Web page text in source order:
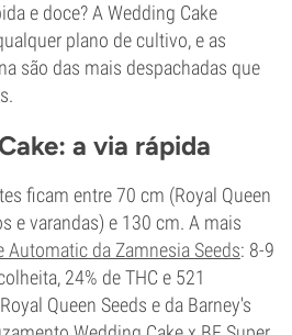
e doce? A Wedding Cake
plano de cultivo, e as
são das mais despachadas que
a via rápida
ficam entre 70 cm (Royal Queen
e varandas) e 130 cm. A mais
Automatic da Zamnesia Seeds: 8-9
24% de THC e 521
Queen Seeds e da Barney's